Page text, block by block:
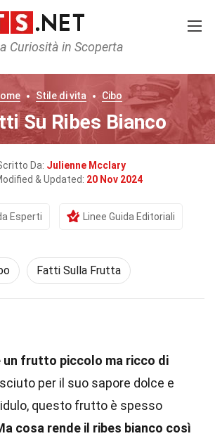
Curiosità in Scoperta
Stile di vita Cibo
Su Ribes Bianco
Da: Julienne Mcclary
& Updated: 20 Nov 2024
Esperti Linee Guida Editoriali
Fatti Sulla Frutta
un frutto piccolo ma ricco di
per il suo sapore dolce e
questo frutto è spesso
cosa rende il ribes bianco così